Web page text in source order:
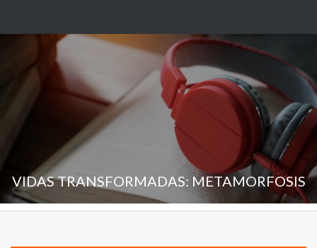
VIDAS TRANSFORMADAS: METAMORFOSIS